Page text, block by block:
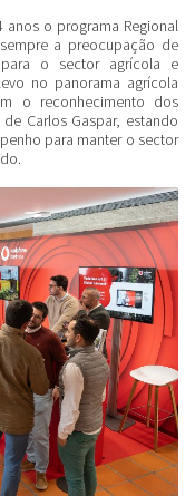
o programa Regional
a preocupação de
o sector agrícola e
no panorama agrícola
o reconhecimento dos
Carlos Gaspar, estando
para manter o sector